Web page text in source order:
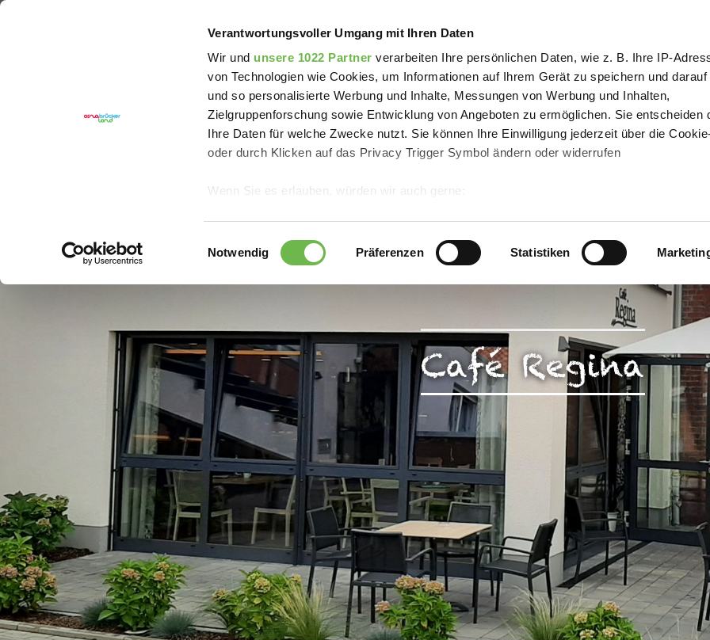
Verantwortungsvoller Umgang mit Ihren Daten
Wir und unsere 1022 Partner verarbeiten Ihre persönlichen Daten, wie z. B. Ihre IP-
von Technologien wie Cookies, um Informationen auf Ihrem Gerät zu speichern und
und so personalisierte Werbung und Inhalte, Messungen von Werbung und Inhalten,
Zielgruppenforschung sowie Entwicklung von Angeboten zu ermöglichen. Sie entscheiden
Ihre Daten für welche Zwecke nutzt. Sie können Ihre Einwilligung jederzeit über die
oder durch Klicken auf das Privacy Trigger Symbol ändern oder widerrufen
Wenn Sie es erlauben, würden wir auch gerne:
Ihr Gerät durch aktives Scannen nach bestimmten Merkmalen (Fingerprinting)
Wir verwenden Cookies, um Inhalte und Anzeigen zu personalisieren, Funktionen für
anbieten zu können und die Zugriffe auf unsere Website zu analysieren.Danke, dass Sie
unserer Arbeit unterstützen!
Hinweis auf Verarbeitung Ihrer auf dieser Webseite erhobenen Daten in den USA
und YouTube:Indem Sie auf "Gerne Alle annehmen" oder Präferenzen, Statistiken oder
ankreuzen und auf „Auswahl manuell festlegen“ klicken, willigen Sie zugleich gem. Art. 49
a DSGVO ein, dass Ihre Daten in den USA verarbeitet werden. Die USA werden vom
Gerichtshof als ein Land mit einem nach EU-Standards unzureichendem
eingeschätzt. Es besteht insbesondere das Risiko, dass Ihre Daten durch US-Behörden,
und zu Überwachungszwecken, möglicherweise auch ohne Rechtsbehelfsmöglichkeiten,
werden können. Wenn Sie auf "Auswahl manuell festlegen" klicken und keine der
(Präferenzen, Statistiken oder Marketing ausgewählt haben, findet die vorgehend
Übermittlung nicht statt. Weitere Informationen erhalten Sie in unseren
Ausführlich informieren wir Sie darüber gerne hier:Datenschutz Impressum
Einwilligungsauswahl
Notwendig Präferenzen Statistiken
Café Regina